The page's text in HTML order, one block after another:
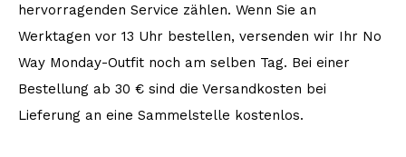
hervorragenden Service zählen. Wenn Sie an
Werktagen vor 13 Uhr bestellen, versenden wir Ihr No
Way Monday-Outfit noch am selben Tag. Bei einer
Bestellung ab 30 € sind die Versandkosten bei
Lieferung an eine Sammelstelle kostenlos.